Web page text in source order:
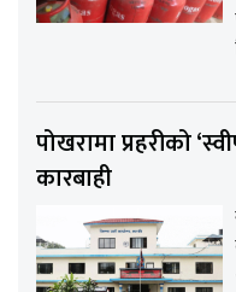
पोखरामा प्रहरीको
कारबाही